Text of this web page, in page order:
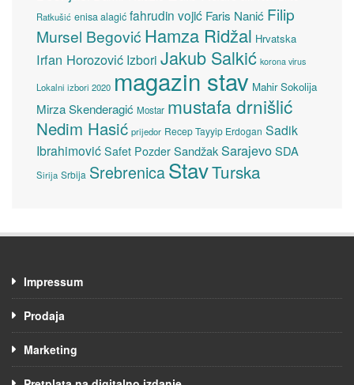
Ratkušić enisa alagić fahrudin vojić Faris Nanić Filip
Mursel Begović Hamza Ridžal Hrvatska
Irfan Horozović Izbori Jakub Salkić korona virus
Lokalni izbori 2020 magazin stav Mahir Sokolija
Mirza Skenderagić Mostar mustafa drnišlić
Nedim Hasić prijedor Recep Tayyip Erdogan Sadik
Ibrahimović Safet Pozder SandžakSarajevoSDA
Sirija Srbija SrebrenicaStavTurska
Impressum
Prodaja
Marketing